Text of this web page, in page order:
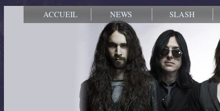
ACCUEIL NEWS SLASH